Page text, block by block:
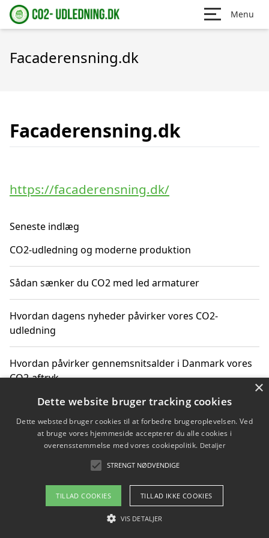
Menu
Facaderensning.dk
Facaderensning.dk
https://facaderensning.dk/
Seneste indlæg
CO2-udledning og moderne produktion
Sådan sænker du CO2 med led armaturer
Hvordan dagens nyheder påvirker vores CO2-
udledning
Hvordan påvirker gennemsnitsalder i Danmark vores
CO2-aftryk
Hvordan nyheder om CO2-udledning påvirker vores
hverdag
Om / kontakt
Blog Betingelser
×
Dette website bruger tracking cookies
Dette websted bruger cookies til at forbedre brugeroplevelsen. Ved
at bruge vores hjemmeside accepterer du alle cookies i
overensstemmelse med vores cookiepolitik. Detaljer
STRENGT NØDVENDIGE
TILLAD COOKIES TILLAD IKKE COOKIES
VIS DETALJER